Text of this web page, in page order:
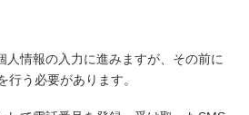
人情報の入力に進みますが、その前に
行う必要があります。